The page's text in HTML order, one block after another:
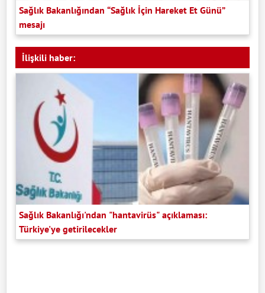
Sağlık Bakanlığından “Sağlık İçin Hareket Et Günü”
mesajı
İlişkili haber:
Sağlık Bakanlığı'ndan "hantavirüs" açıklaması:
Türkiye'ye getirilecekler